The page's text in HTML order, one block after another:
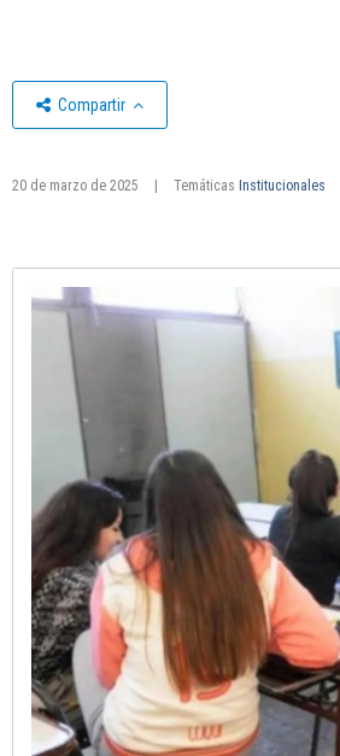
Compartir
20 de marzo de 2025 Temáticas Institucionales